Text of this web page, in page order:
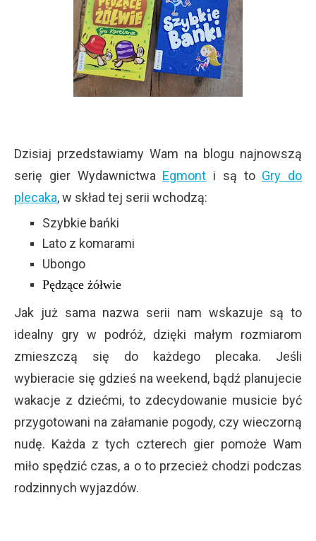
Dzisiaj przedstawiamy Wam na blogu najnowszą
serię gier Wydawnictwa Egmont i są to Gry do
plecaka, w skład tej serii wchodzą:
Szybkie bańki
Lato z komarami
Ubongo
Pędzące żółwie
Jak już sama nazwa serii nam wskazuje są to
idealny gry w podróż, dzięki małym rozmiarom
zmieszczą się do każdego plecaka. Jeśli
wybieracie się gdzieś na weekend, bądź planujecie
wakacje z dziećmi, to zdecydowanie musicie być
przygotowani na załamanie pogody, czy wieczorną
nudę. Każda z tych czterech gier pomoże Wam
miło spędzić czas, a o to przecież chodzi podczas
rodzinnych wyjazdów.